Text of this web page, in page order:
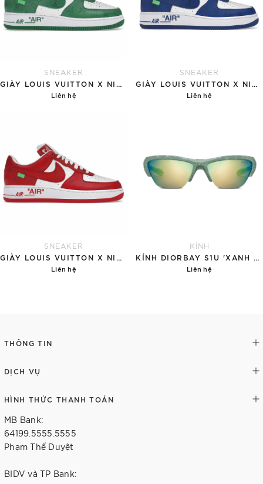
SNEAKER
GIÀY LOUIS VUITTON X NIKE AIR FORCE 1 'GREEN'
Liên hệ
SNEAKER
GIÀY LOUIS VUITTON X NIKE AIR FORCE 1 'BLUE'
Liên hệ
SNEAKER
GIÀY LOUIS VUITTON X NIKE AIR FORCE 1 RED
Liên hệ
KÍNH
KÍNH DIORBAY S1U 'XANH NGỌC'
Liên hệ
THÔNG TIN
DỊCH VỤ
HÌNH THỨC THANH TOÁN
MB Bank:
64199.5555.5555
Phạm Thế Duyệt
BIDV và TP Bank: